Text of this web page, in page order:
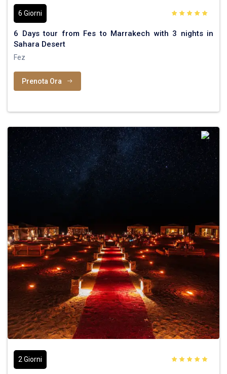
6 Giorni
6 Days tour from Fes to Marrakech with 3 nights in
Sahara Desert
Fez
Prenota Ora
2 Giorni